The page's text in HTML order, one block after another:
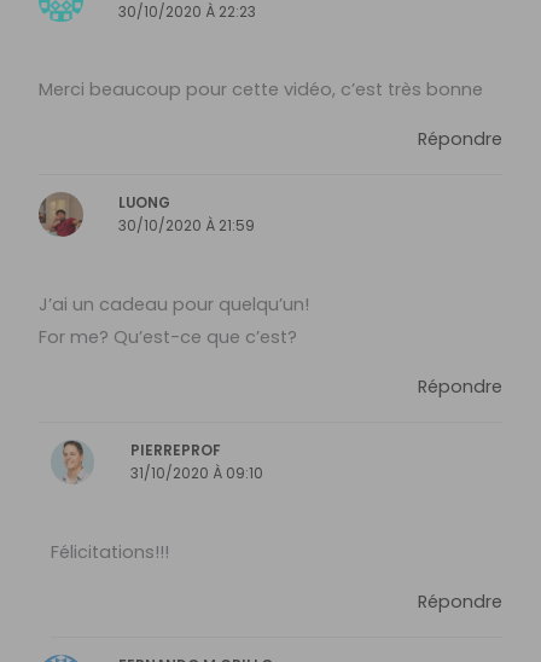
30/10/2020 À 22:23
Merci beaucoup pour cette vidéo, c’est très bonne
Répondre
LUONG
30/10/2020 À 21:59
J’ai un cadeau pour quelqu’un!
For me? Qu’est-ce que c’est?
Répondre
PIERREPROF
31/10/2020 À 09:10
Félicitations!!!
Répondre